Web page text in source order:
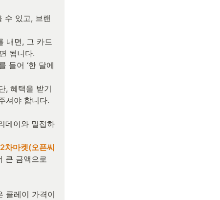
수 있고, 브랜
내면, 그 카드
됩니다.
들어 ‘한 달에
, 혜택을 받기
셔야 합니다.
데이와 밀접하
차마켓(오픈씨
큰 금액으로
클레이 가격이